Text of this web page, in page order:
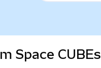
Space CUBEs